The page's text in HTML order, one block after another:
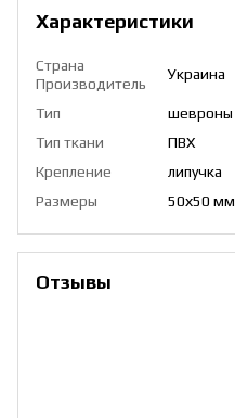
Характеристики
Страна
Производитель
Украина
Тип
шевроны
Тип ткани
ПВХ
Крепление
липучка
Размеры
50х50 мм
Отзывы